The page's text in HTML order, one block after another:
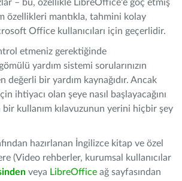
– bu, özellikle LibreOffice'e göç etmiş
özellikleri mantıkla, tahmini kolay
Office kullanıcıları için geçerlidir.
etmeniz gerektiğinde
yardım sistemi sorularınızın
değerli bir yardım kaynağıdır. Ancak
ihtiyacı olan şeye nasıl başlayacağını
bir kullanım kılavuzunun yerini hiçbir şey
hazırlanan İngilizce kitap ve özel
(Video rehberler, kurumsal kullanıcılar
veya LibreOffice ağ sayfasından